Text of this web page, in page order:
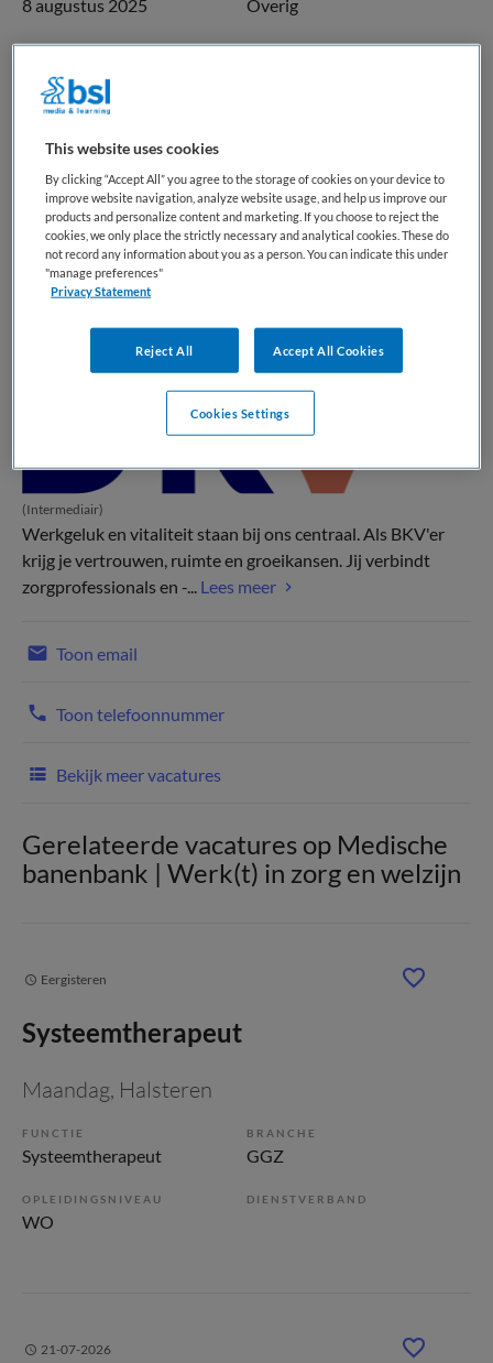
8 augustus 2025 Overig
ERVARING
Niet nader bepaald
DIENSTVERBAND
Vacature niet beschikbaar
Deze vacature Systeemtherapeut Kind & Jeugd | Aruba bij
BKV is niet meer actueel. Hieronder staan enkele
vergelijkbare vacatures die voor u wellicht interessant zijn.
(Intermediair)
Werkgeluk en vitaliteit staan bij ons centraal. Als BKV'er
krijg je vertrouwen, ruimte en groeikansen. Jij verbindt
zorgprofessionals en -... Lees meer
Toon email
Toon telefoonnummer
Bekijk meer vacatures
Gerelateerde vacatures op Medische
banenbank | Werk(t) in zorg en welzijn
Eergisteren
Systeemtherapeut
Maandag, Halsteren
FUNCTIE
Systeemtherapeut
BRANCHE
GGZ
OPLEIDINGSNIVEAU
WO
DIENSTVERBAND
21-07-2026
This website uses cookies
By clicking “Accept All” you agree to the storage of cookies on your device to
improve website navigation, analyze website usage, and help us improve our
products and personalize content and marketing. If you choose to reject the
cookies, we only place the strictly necessary and analytical cookies. These do
not record any information about you as a person. You can indicate this under
"manage preferences"
Privacy Statement
Reject All Accept All Cookies
Cookies Settings